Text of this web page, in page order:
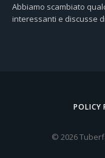
Abbiamo scambiato
interessanti e discusse
POLICY
© 2026